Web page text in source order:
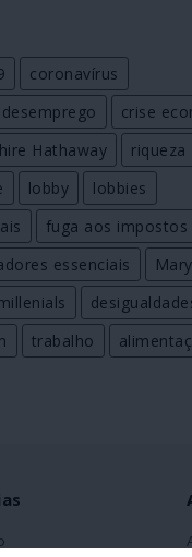
coronavírus
desemprego
crise
Hathaway
riqueza
lobby
lobbies
fuga aos impostos
essenciais
trabalho